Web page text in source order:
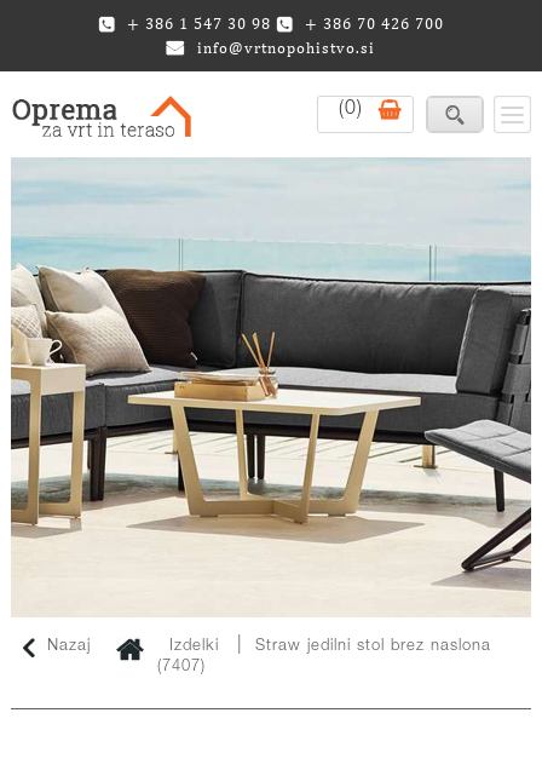
+ 386 1 547 30 98
+ 386 70 426 700
info@vrtnopohistvo.si
(0)
Nazaj Izdelki
Straw jedilni stol brez naslona
(7407)